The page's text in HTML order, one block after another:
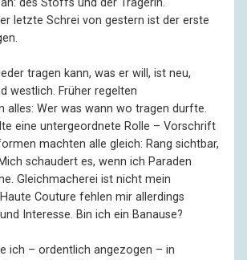
des Stoffs und der Trägerin.
letzte Schrei von gestern ist der erste
tragen kann, was er will, ist neu,
westlich. Früher regelten
alles: Wer was wann wo tragen durfte.
eine untergeordnete Rolle – Vorschrift
machten alle gleich: Rang sichtbar,
schaudert es, wenn ich Paraden
Gleichmacherei ist nicht mein
Couture fehlen mir allerdings
Interesse. Bin ich ein Banause?
ich – ordentlich angezogen – in